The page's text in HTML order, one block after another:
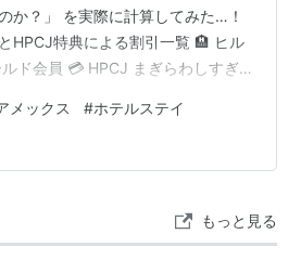
か？」 を実際に計算してみた…！
HPCJ特典による割引一覧 🏨 ヒル
ド会員 💳 HPCJ まぎらわしすぎ
ン大阪のツインルームで比較
式（オナーズ価格） 一休.com
泊料金 比較（1泊・税込） まとめ
会員の朝食無料」が、…
メックス #ホテルステイ
もっと見る